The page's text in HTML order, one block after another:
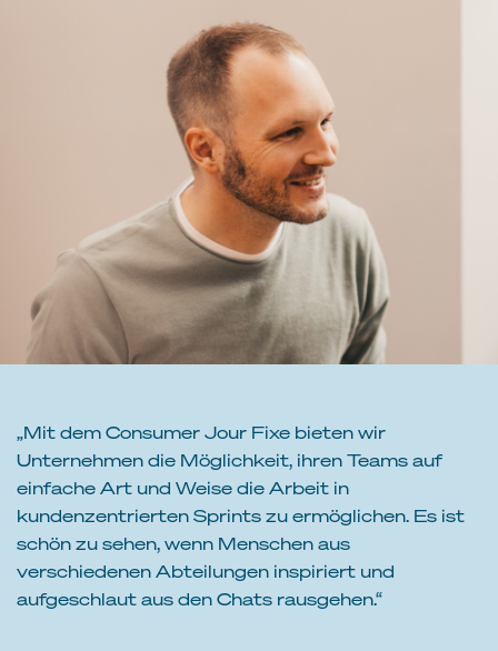
„Mit dem Consumer Jour Fixe bieten wir
Unternehmen die Möglichkeit, ihren Teams auf
einfache Art und Weise die Arbeit in
kundenzentrierten Sprints zu ermöglichen. Es ist
schön zu sehen, wenn Menschen aus
verschiedenen Abteilungen inspiriert und
aufgeschlaut aus den Chats rausgehen.“